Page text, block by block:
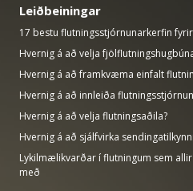
Leiðbeiningar
17 bestu flutningsstjórnunarkerfin
Hvernig á að velja
Hvernig á að framkvæma einfalt
Hvernig á að innleiða
Hvernig á að velja flutningsaðila?
Hvernig á að sjálfvirka
Lykilmælikvarðar í flutningum sem
með